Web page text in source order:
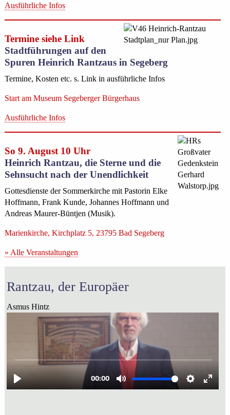
Ausführliche Infos
Termine siehe Link
Stadtführungen auf den
Spuren Heinrich Rantzaus in Segeberg
Termine, Kosten etc. s. Link in ausführliche Infos
Start am Museum Segeberger Bürgerhaus
Ausführliche Infos
So 9. August 10 Uhr
Heinrich Rantzau, die Sterne und die
Sehnsucht nach der Unendlichkeit
Gottesdienste der Sommerkirche mit Pastorin Elke
Hoffmann, Frank Kunde, Johannes Hoffmann und
Andreas Maurer-Büntjen (Musik).
Marienkirche, Kirchplatz 5, 23795 Bad Segeberg
» Alle Veranstaltungen
Rantzau, der Europäer
Asmus Hintz